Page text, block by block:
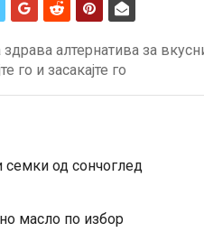
алтернатива за
го и засакајте го
семки од сончоглед
масло по избор